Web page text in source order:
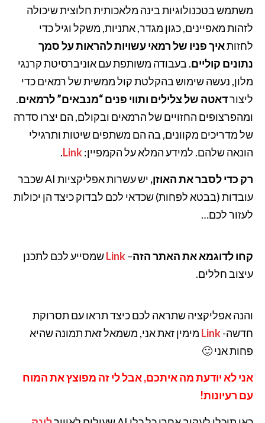
משתמש בטכנולוגיות בינה מלאכותית חלוצית שיכולה
לזהות מאפיינים, כגון מגדר, אתניות, משקל וגיל כדי
לחזותאיך פניו של רמאי עשויות להראות על סמך
נתונים קוליים. בעבודה משותפת עם אוניברסיטת קרנגי
מלון, נעשה שימוש בהקלטת קול ממשית של רמאים כדי
ליצורדאטה של צלילים ותווי פנים “מנבאים” לרמאים.
ומהפרצופים החזויים של הרמאים ובקולם, הם יצרו סדרה
של מדריכים מקוונים, בה הם משתפים שיטות ותרגילי
הונאה שלהם. למידע המלא על הקמפיין:Link
.
רק כדי לסבר את האוזן,
יש עשרות אפליקציות AI שכבר
עובדות (בבטא לפחות) שכדאי לכם לבדוק כיצד הן יכולות
לעזור לכם…
קחו לדוגמא את האתר הזה–
Linkשמסייע לכם לתכנן
עיצוב חללים.
והנה אפליקציה שתראה לכם כיצד תראו עם תסרוקת
חדשה-Link מימין זאת אני, משמאל זאת תמונה שהיא
פחות אני 🙂
אני לא יודעת מה איתכם, אבל לי זה מפוצץ את המוח
עם רעיונות!